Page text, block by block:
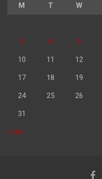
M T W
3 4 5
10 11 12
17 18 19
24 25 26
31
« Jul